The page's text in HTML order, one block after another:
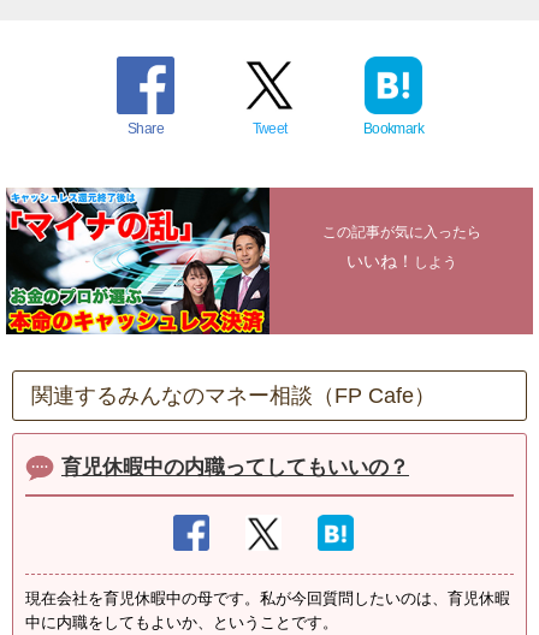
Share Tweet Bookmark
この記事が気に入ったら
いいね！ しよう
関連するみんなのマネー相談（FP Cafe）
育児休暇中の内職ってしてもいいの？
現在会社を育児休暇中の母です。私が今回質問したいのは、育児休暇
中に内職をしてもよいか、ということです。